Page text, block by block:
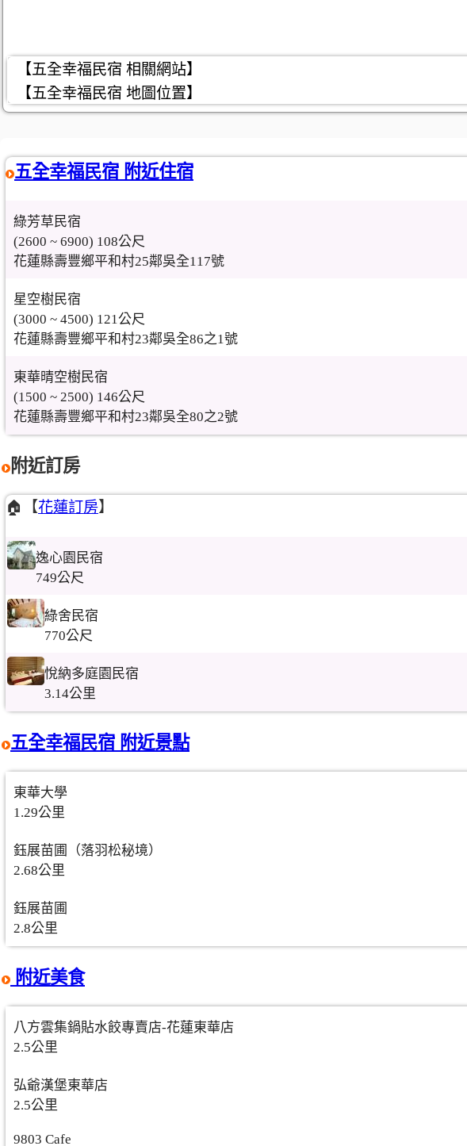
【五全幸福民宿 相關網站】
【五全幸福民宿 地圖位置】
五全幸福民宿 附近住宿
綠芳草民宿
(2600 ~ 6900) 108公尺
花蓮縣壽豐鄉平和村25鄰吳全117號
星空樹民宿
(3000 ~ 4500) 121公尺
花蓮縣壽豐鄉平和村23鄰吳全86之1號
東華晴空樹民宿
(1500 ~ 2500) 146公尺
花蓮縣壽豐鄉平和村23鄰吳全80之2號
附近訂房
🏠【花蓮訂房】
逸心園民宿
749公尺
綠舍民宿
770公尺
悅納多庭園民宿
3.14公里
五全幸福民宿 附近景點
東華大學
1.29公里
鈺展苗圃（落羽松秘境）
2.68公里
鈺展苗圃
2.8公里
附近美食
八方雲集鍋貼水餃專賣店-花蓮東華店
2.5公里
弘爺漢堡東華店
2.5公里
9803 Cafe